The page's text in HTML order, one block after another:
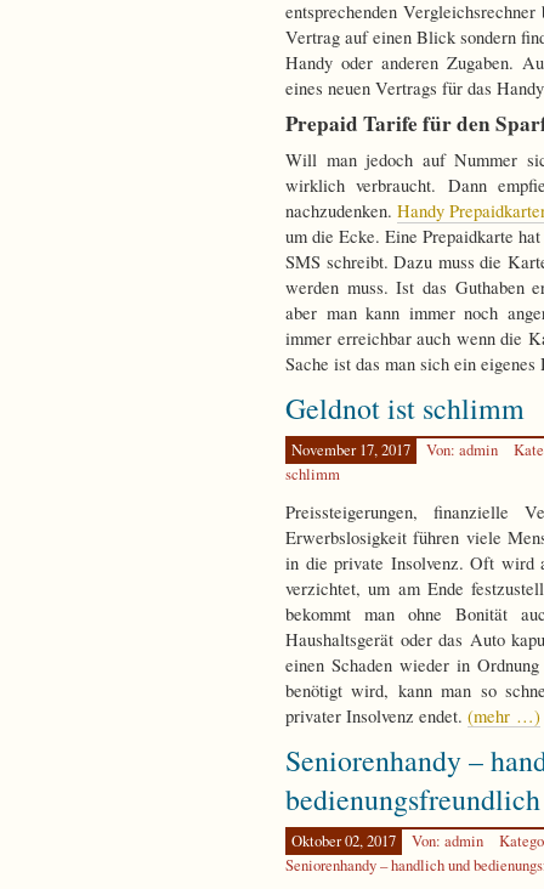
entsprechenden
Vertrag auf einen Blick sondern
Handy oder anderen Zugaben.
eines neuen Vertrags für das
Prepaid Tarife für den
Will man jedoch auf Nummer
wirklich verbraucht. Dann
nachzudenken.Handy
um die Ecke. Eine Prepaidkarte
SMS schreibt. Dazu muss die
werden muss. Ist das Guthaben
aber man kann immer noch
immer erreichbar auch wenn die
Sache ist das man sich ein eigenes
Geldnot ist schlimm
November 17, 2017 Von: admin
schlimm
Preissteigerungen, finanzielle
Erwerbslosigkeit führen viele
in die private Insolvenz. Oft wird
verzichtet, um am Ende
bekommt man ohne Bonität
Haushaltsgerät oder das Auto
einen Schaden wieder in
benötigt wird, kann man so
privater Insolvenz endet. (mehr …)
Seniorenhandy –
bedienungsfreundlich
Oktober 02, 2017 Von: admin
Seniorenhandy – handlich und